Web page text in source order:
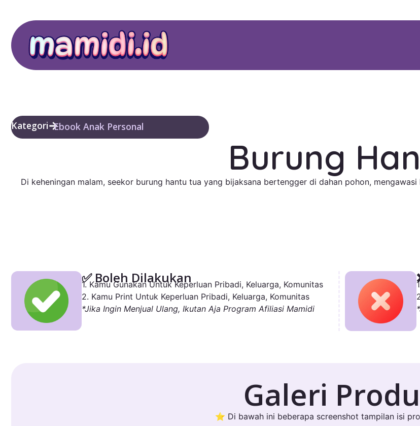
Kategori Ebook Anak Personal
Burung
Di keheningan malam, seekor burung hantu tua yang bijaksana bertengger di dahan pohon,
✅ Boleh Dilakukan
1. Kamu Gunakan Untuk Keperluan Pribadi, Keluarga, Komunitas
2. Kamu Print Untuk Keperluan Pribadi, Keluarga, Komunitas
*Jika Ingin Menjual Ulang, Ikutan Aja Program Afiliasi Mamidi
Galeri
⭐ Di bawah ini beberapa screenshot tampilan isi